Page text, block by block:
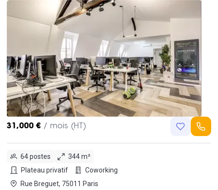
31,000 € / mois (HT)
64 postes
344 m²
Plateau privatif
Coworking
Rue Breguet, 75011 Paris